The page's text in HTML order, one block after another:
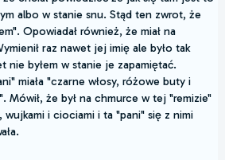
albo w stanie snu. Stąd ten zwrot, że
Opowiadał również, że miał na
raz nawet jej imię ale było tak
nie byłem w stanie je zapamiętać.
miała "czarne włosy, różowe buty i
Mówił, że był na chmurce w tej "remizie"
wujkami i ciociami i ta "pani" się z nimi